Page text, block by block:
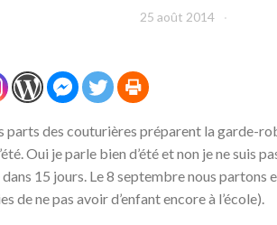
25 août 2014
parts des couturières préparent la garde-
Oui je parle bien d’été et non je ne suis
dans 15 jours. Le 8 septembre nous partons
de ne pas avoir d’enfant encore à l’école).